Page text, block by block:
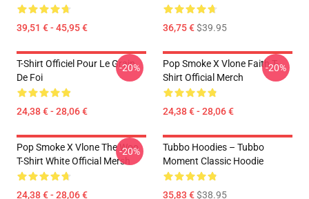
39,51 € - 45,95 € 36,75 €$39.95
T-Shirt Officiel Pour Le Grain
De Foi
24,38 € - 28,06 €
-20%
Pop Smoke X Vlone Faith T-
Shirt Official Merch
24,38 € - 28,06 €
-20%
Pop Smoke X Vlone The Woo
T-Shirt White Official Mersh
24,38 € - 28,06 €
-20%
Tubbo Hoodies – Tubbo
Moment Classic Hoodie
35,83 €$38.95